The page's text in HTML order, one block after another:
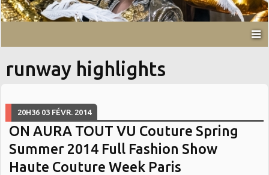
runway highlights
20H36 03 FÉVR. 2014
ON AURA TOUT VU Couture Spring
Summer 2014 Full Fashion Show
Haute Couture Week Paris